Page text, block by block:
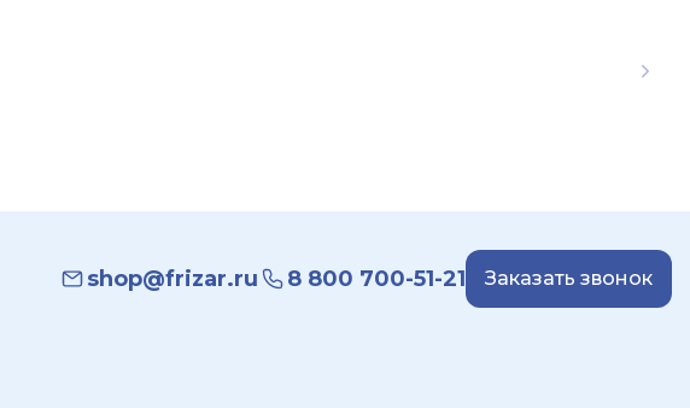
shop@frizar.ru 8 800 700-51-21 Заказать звонок